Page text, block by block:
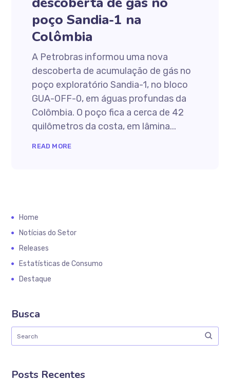
poço Sandia-1 na
Colômbia
A Petrobras informou uma nova
descoberta de acumulação de gás no
poço exploratório Sandia-1, no bloco
GUA-OFF-0, em águas profundas da
Colômbia. O poço fica a cerca de 42
quilômetros da costa, em lâmina...
READ MORE
Home
Notícias do Setor
Releases
Estatísticas de Consumo
Destaque
Busca
Posts Recentes